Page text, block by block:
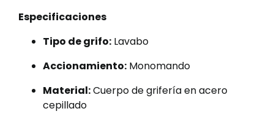
Especificaciones
Tipo de grifo: Lavabo
Accionamiento: Monomando
Material:Cuerpo de grifería en acero
cepillado